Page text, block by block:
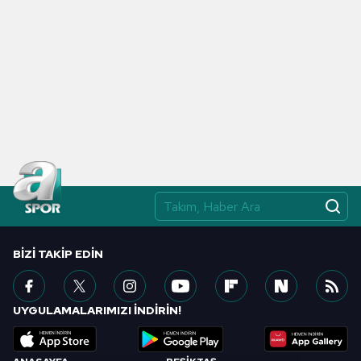
BIZI TAKIP EDIN
UYGULAMALARIMIZI İNDİRİN!